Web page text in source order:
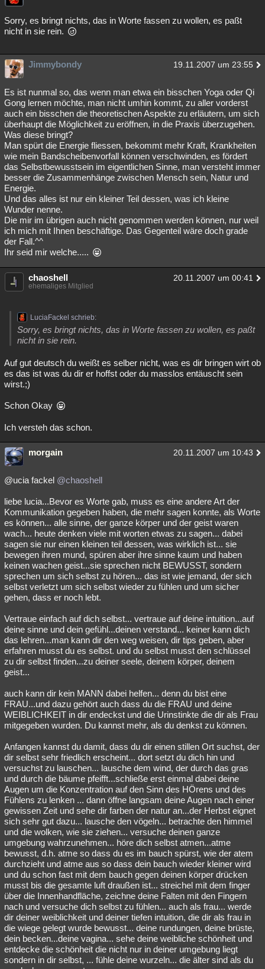
Sorry, es bringt nichts, das in Worte fassen zu wollen, es paßt
nicht in sie rein.
Jimmybondy 19.11.2007 um 23:55
Es ist nunmal so, das wenn man etwa ein bisschen Yoga oder Qi
Gong lernen möchte, man nicht umhin kommt, zu aller vorderst
auch ein bisschen die theoretischen Aspekte zu erläutern, um sich
überhaupt die Möglichkeit zu eröffnen, in die Praxis überzugehen.
Was diese bringt?
Man spürt die Energie fliessen, bekommt mehr Kraft, Krankheiten
wie mein Bandscheibenvorfall können verschwinden, es fördert
das Selbstbewusstsein im eigentlichen Sinne, man versteht immer
besser die Zusammenhänge zwischen Mensch sein, Natur und
Energie.
Und das alles ist nur ein kleiner Teil dessen, was ich kleine
Wunder nenne.
Die mir im übrigen auch nicht genommen werden können, nur weil
ich mich mit Ihnen beschäftige. Das Gegenteil wäre doch grade
der Fall.^^
Ihr seid mir welche.....
chaoshell 20.11.2007 um 00:41
ehemaliges Mitglied
LuciaFackel schrieb:
Sorry, es bringt nichts, das in Worte fassen zu wollen, es paßt
nicht in sie rein.
Auf gut deutsch du weißt es selber nicht, was es dir bringen wirt ob
es das ist was du dir er hoffst oder du masslos entäuscht sein
wirst.;)
Schon Okay
Ich versteh das schon.
morgain 20.11.2007 um 10:43
@ucia fackel @chaoshell
liebe lucia...Bevor es Worte gab, muss es eine andere Art der
Kommunikation gegeben haben, die mehr sagen konnte, als Worte
es können... alle sinne, der ganze körper und der geist waren
wach... heute denken viele mit worten etwas zu sagen... dabei
sagen sie nur einen kleinen teil dessen, was wirklich ist... sie
bewegen ihren mund, spüren aber ihre sinne kaum und haben
keinen wachen geist...sie sprechen nicht BEWUSST, sondern
sprechen um sich selbst zu hören... das ist wie jemand, der sich
selbst verletzt um sich selbst wieder zu fühlen und um sicher
gehen, dass er noch lebt.
Vertraue einfach auf dich selbst... vertraue auf deine intuition...auf
deine sinne und dein gefühl...deinen verstand... keiner kann dich
das lehren...man kann dir den weg weisen, dir tips geben, aber
erfahren musst du es selbst. und du selbst musst den schlüssel
zu dir selbst finden...zu deiner seele, deinem körper, deinem
geist...
auch kann dir kein MANN dabei helfen... denn du bist eine
FRAU...und dazu gehört auch dass du die FRAU und deine
WEIBLICHKEIT in dir endeckst und die Urinstinkte die dir als Frau
mitgegeben wurden. Du kannst mehr, als du denkst zu können.
Anfangen kannst du damit, dass du dir einen stillen Ort suchst, der
dir selbst sehr friedlich erscheint... dort setzt du dich hin und
versuchst zu lauschen... lausche dem wind, der durch das gras
und durch die bäume pfeifft...schließe erst einmal dabei deine
Augen um die Konzentration auf den Sinn des HÖrens und des
Fühlens zu lenken ... dann öffne langsam deine Augen nach einer
gewissen Zeit und sehe dir farben der natur an...der Herbst eignet
sich sehr gut dazu... lausche den vögeln... betrachte den himmel
und die wolken, wie sie ziehen... versuche deinen ganze
umgebung wahrzunehmen... höre dich selbst atmen...atme
bewusst, d.h. atme so dass du es im bauch spürst, wie der atem
durchzieht und atme aus so dass dein bauch wieder kleiner wird
und du schon fast mit dem bauch gegen deinen körper drücken
musst bis die gesamte luft draußen ist... streichel mit dem finger
über die Innenhandfläche, zeichne deine Falten mit den Fingern
nach und versuche dich selbst zu fühlen... auch als frau... werde
dir deiner weiblichkeit und deiner tiefen intuition, die dir als frau in
die wiege gelegt wurde bewusst... deine rundungen, deine brüste,
dein becken...deine vagina... sehe deine weibliche schönheit und
entdecke die schönheit die nicht nur in deiner umgebung liegt
sondern in dir selbst, ... fühle deine wurzeln... die älter sind als du